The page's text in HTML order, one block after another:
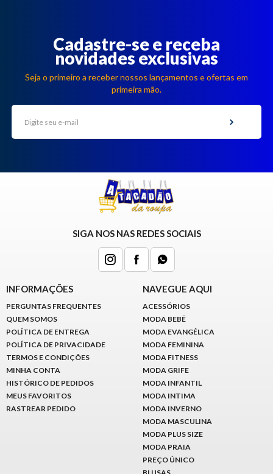
Cadastre-se e receba
novidades exclusivas
Seja o primeiro a receber nossos lançamentos e ofertas em
primeira mão.
SIGA NOS NAS REDES SOCIAIS
INFORMAÇÕES
PERGUNTAS FREQUENTES
QUEM SOMOS
POLÍTICA DE ENTREGA
POLÍTICA DE PRIVACIDADE
TERMOS E CONDIÇÕES
MINHA CONTA
HISTÓRICO DE PEDIDOS
MEUS FAVORITOS
RASTREAR PEDIDO
NAVEGUE AQUI
ACESSÓRIOS
MODA BEBÊ
MODA EVANGÉLICA
MODA FEMININA
MODA FITNESS
MODA GRIFE
MODA INFANTIL
MODA INTIMA
MODA INVERNO
MODA MASCULINA
MODA PLUS SIZE
MODA PRAIA
PREÇO ÚNICO